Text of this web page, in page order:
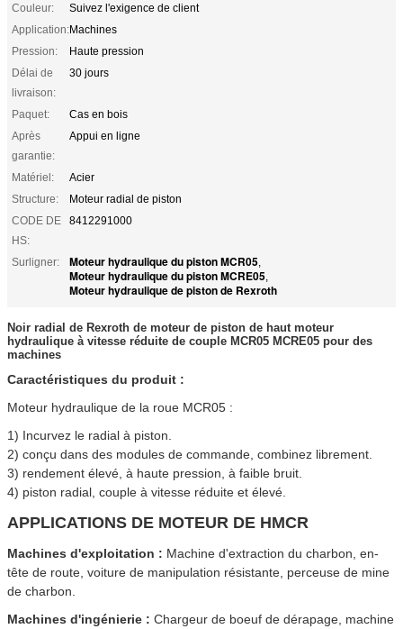
Couleur:
Suivez l'exigence de client
Application:Machines
Pression:
Haute pression
Délai de
livraison:
30 jours
Paquet:
Cas en bois
Après
garantie:
Appui en ligne
Matériel:
Acier
Structure:
Moteur radial de piston
CODE DE
HS:
8412291000
Surligner: Moteur hydraulique du piston MCR05,
Moteur hydraulique du piston MCRE05,
Moteur hydraulique de piston de Rexroth
Noir radial de Rexroth de moteur de piston de haut moteur
hydraulique à vitesse réduite de couple MCR05 MCRE05 pour des
machines
Caractéristiques du produit :
Moteur hydraulique de la roue MCR05 :
1) Incurvez le radial à piston.
2) conçu dans des modules de commande, combinez librement.
3) rendement élevé, à haute pression, à faible bruit.
4) piston radial, couple à vitesse réduite et élevé.
APPLICATIONS DE MOTEUR DE HMCR
Machines d'exploitation : Machine d'extraction du charbon, en-
tête de route, voiture de manipulation résistante, perceuse de mine
de charbon.
Machines d'ingénierie : Chargeur de boeuf de dérapage, machine